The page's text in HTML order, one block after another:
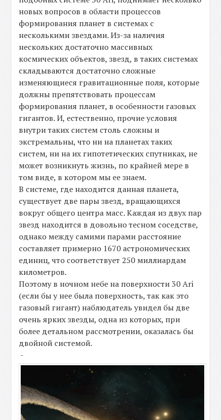
новых вопросов в области процессов
формирования планет в системах с
несколькими звездами. Из-за наличия
нескольких достаточно массивных
космических объектов, звезд, в таких системах
складываются достаточно сложные
изменяющиеся гравитационные поля, которые
должны препятствовать процессам
формирования планет, в особенности газовых
гигантов. И, естественно, прочие условия
внутри таких систем столь сложны и
экстремальны, что ни на планетах таких
систем, ни на их гипотетических спутниках, не
может возникнуть жизнь, по крайней мере в
том виде, в котором мы ее знаем.
В системе, где находится данная планета,
существует две пары звезд, вращающихся
вокруг общего центра масс. Каждая из двух пар
звезд находится в довольно тесном соседстве,
однако между самими парами расстояние
составляет примерно 1670 астрономических
единиц, что соответствует 250 миллиардам
километров.
Поэтому в ночном небе на поверхности 30 Ari
(если бы у нее была поверхность, так как это
газовый гигант) наблюдатель увидел бы две
очень ярких звезды, одна из которых, при
более детальном рассмотрении, оказалась бы
двойной системой.
-